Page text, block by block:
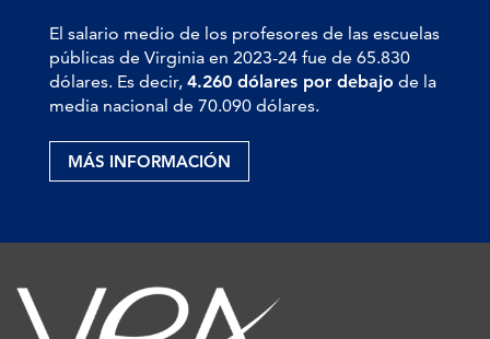
El salario medio de los profesores de las escuelas
públicas de Virginia en 2023-24 fue de 65.830
dólares. Es decir, 4.260 dólares por debajo de la
media nacional de 70.090 dólares.
MÁS INFORMACIÓN